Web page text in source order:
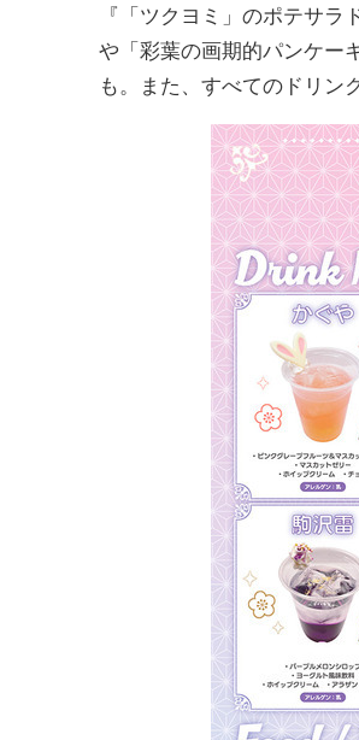
『「ツクヨミ」のポテサ
や「彩葉の画期的パンケー
も。また、すべてのドリン